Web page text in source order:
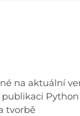
na aktuální
publikaci Python
tvorbě